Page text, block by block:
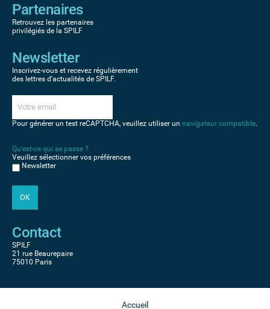
Partenaires
Retrouvez les partenaires
privilégiés de la SPILF
Newsletter
Inscrivez-vous et recevez régulièrement
des lettres d'actualités de SPILF.
Pour générer un test reCAPTCHA, veuillez utiliser un navigateur compatible.
Qu'est-ce qui se passe ?
Veuillez sélectionner vos préférences
Newsletter
Contact
SPILF
21 rue Beaurepaire
75010 Paris
Accueil